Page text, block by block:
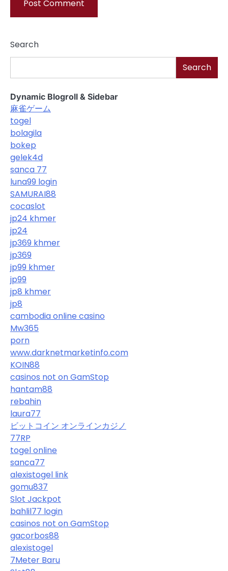
Search
Search
Dynamic Blogroll & Sidebar
麻雀ゲーム
togel
bolagila
bokep
gelek4d
sanca 77
luna99 login
SAMURAI88
cocaslot
jp24 khmer
jp24
jp369 khmer
jp369
jp99 khmer
jp99
jp8 khmer
jp8
cambodia online casino
Mw365
porn
www.darknetmarketinfo.com
KOIN88
casinos not on GamStop
hantam88
rebahin
laura77
ビットコイン オンラインカジノ
77RP
togel online
sanca77
alexistogel link
gomu837
Slot Jackpot
bahlil77 login
casinos not on GamStop
gacorbos88
alexistogel
7Meter Baru